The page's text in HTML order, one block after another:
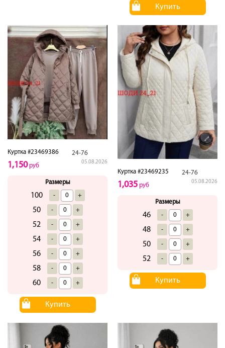
Купить
Куртка #23469386 24-76
05.08.2026
1,150руб
Размеры
100 - +
50 - +
52 - +
54 - +
56 - +
58 - +
60 - +
Купить
Куртка #23469235 24-76
05.08.2026
1,035 руб
Размеры
46 - +
48 - +
50 - +
52 - +
Купить